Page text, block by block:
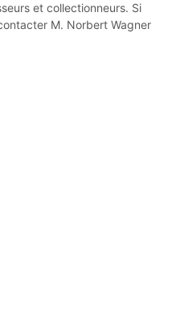
et collectionneurs. Si
M. Norbert Wagner